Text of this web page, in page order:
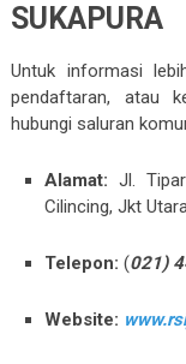
SUKAPURA
Untuk informasi
pendaftaran, atau
hubungi saluran
Alamat: Jl.
Cilincing, Jkt
Telepon: (021)
Website: